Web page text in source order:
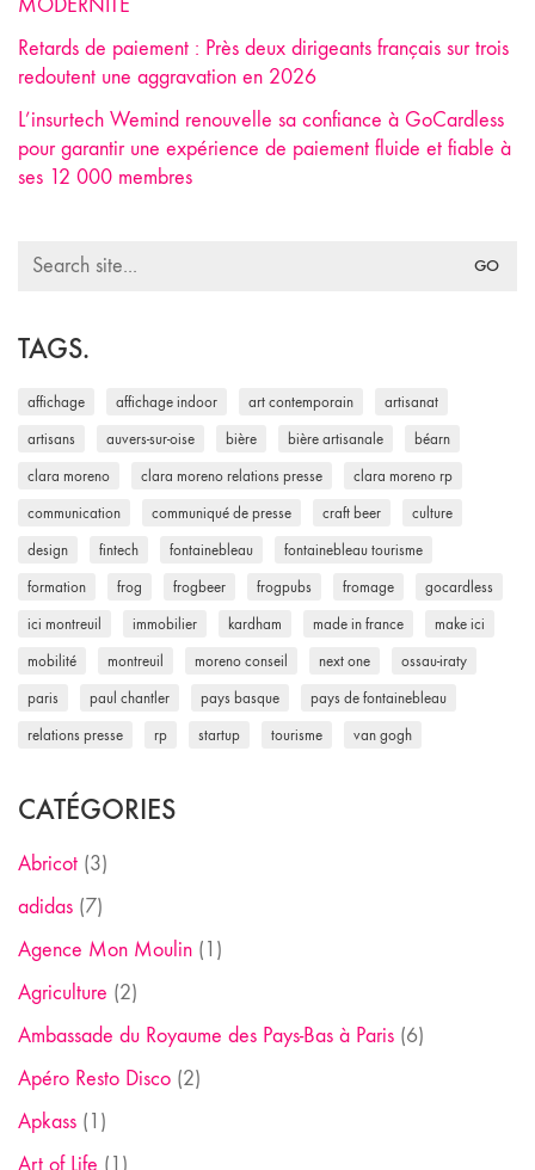
Retards de paiement : Près deux dirigeants français sur trois
redoutent une aggravation en 2026
L’insurtech Wemind renouvelle sa confiance à GoCardless
pour garantir une expérience de paiement fluide et fiable à
ses 12 000 membres
Search
TAGS.
affichage affichage indoor art contemporain artisanat
artisans auvers-sur-oise bière bière artisanale béarn
clara moreno clara moreno relations presse clara moreno rp
communication communiqué de presse craft beer culture
design fintech fontainebleau fontainebleau tourisme
formation frog frogbeer frogpubs fromage gocardless
ici montreuil immobilier kardham made in france make ici
mobilité montreuil moreno conseil next one ossau-iraty
paris paul chantler pays basque pays de fontainebleau
relations presse rp startup tourisme van gogh
CATÉGORIES
Abricot (3)
adidas (7)
Agence Mon Moulin (1)
Agriculture (2)
Ambassade du Royaume des Pays-Bas à Paris (6)
Apéro Resto Disco (2)
Apkass (1)
Art of Life (1)